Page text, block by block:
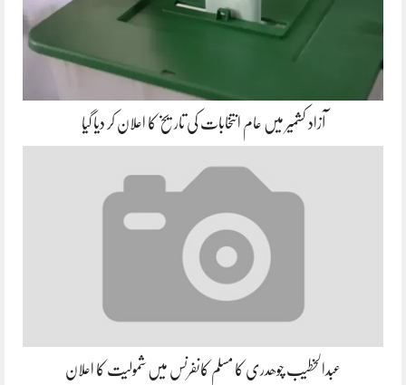
آزاد کشمیر میں عام انتخابات کی تاریخ کا اعلان کر دیا گیا
عبدالخطیب چوھدری کا مسلم کانفرنس میں شمولیت کا اعلان